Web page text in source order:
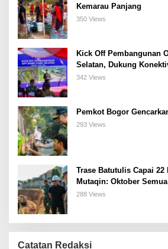
Kemarau Panjang
350 Views
Kick Off Pembangunan
Selatan, Dukung
Bogor Selatan
342 Views
Pemkot Bogor
293 Views
Trase Batutulis Capai 22
Mutaqin: Oktober
288 Views
Catatan Redaksi